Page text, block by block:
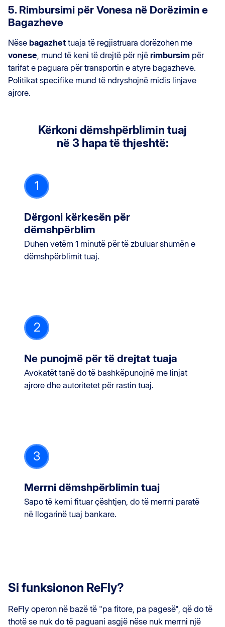
5. Rimbursimi për Vonesa në Dorëzimin e
Bagazheve
Nëse bagazhet tuaja të regjistruara dorëzohen me
vonese , mund të keni të drejtë për një rimbursim për
tarifat e paguara për transportin e atyre bagazheve.
Politikat specifike mund të ndryshojnë midis linjave
ajrore.
Kërkoni dëmshpërblimin tuaj
në 3 hapa të thjeshtë:
1
Dërgoni kërkesën për
dëmshpërblim
Duhen vetëm 1 minutë për të zbuluar shumën e
dëmshpërblimit tuaj.
2
Ne punojmë për të drejtat tuaja
Avokatët tanë do të bashkëpunojnë me linjat
ajrore dhe autoritetet për rastin tuaj.
3
Merrni dëmshpërblimin tuaj
Sapo të kemi fituar çështjen, do të merrni paratë
në llogarinë tuaj bankare.
Si funksionon ReFly?
ReFly operon në bazë të "pa fitore, pa pagesë", që do të
thotë se nuk do të paguani asgjë nëse nuk merrni një